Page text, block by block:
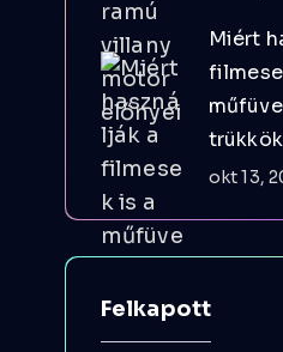
Miért
trükkök
okt 13,
Felkapott